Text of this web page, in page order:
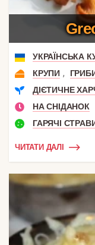
УКРАЇНСЬКА
КРУПИ ,
ДІЄТИЧНЕ
НА СНІДАНОК
ГАРЯЧІ
ЧИТАТИ ДАЛІ